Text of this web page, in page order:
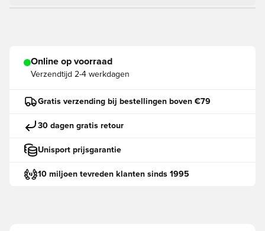
Online op voorraad
Verzendtijd 2-4 werkdagen
Gratis verzending bij bestellingen boven €79
30 dagen gratis retour
Unisport prijsgarantie
10 miljoen tevreden klanten sinds 1995